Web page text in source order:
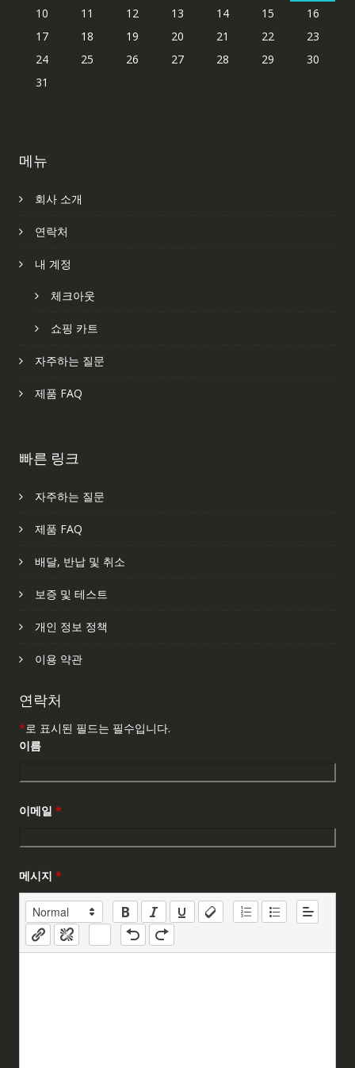
10
11 12 13 14 15
16
17
18 19 20 21 22
23
24
25 26 27 28 29
30
31
메뉴
회사 소개
연락처
내 계정
체크아웃
쇼핑 카트
자주하는 질문
제품 FAQ
빠른 링크
자주하는 질문
제품 FAQ
배달, 반납 및 취소
보증 및 테스트
개인 정보 정책
이용 약관
연락처
*로 표시된 필드는 필수입니다.
이름
이메일 *
메시지 *